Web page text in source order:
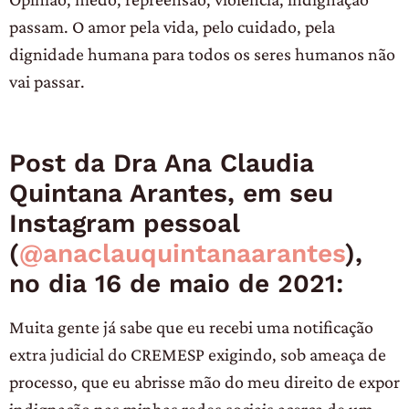
passam. O amor pela vida, pelo cuidado, pela
dignidade humana para todos os seres humanos não
vai passar.
Post da Dra Ana Claudia
Quintana Arantes, em seu
Instagram pessoal
(@anaclauquintanaarantes),
no dia 16 de maio de 2021:
Muita gente já sabe que eu recebi uma notificação
extra judicial do CREMESP exigindo, sob ameaça de
processo, que eu abrisse mão do meu direito de expor